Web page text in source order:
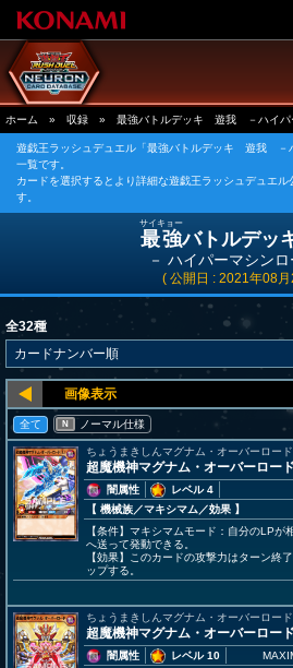
ホーム » 収録 » 最強バトルデッキ 遊我 －ハイパ
遊戯王ラッシュデュエル「最強バトルデッキ 遊我 －
一覧です。
カードを選択するとより詳細な遊戯王ラッシュデュエ
す。
最強
サイキョー
バトルデッ
－ ハイパーマシンロ
全32種
全て N ノーマル仕様
ちょうまきしんマグナム・オーバーロード
超魔機神マグナム・オーバーロード
闇属性
レベル 4
【 機械族／マキシマム／効果 】
【条件】マキシマムモード：自分のLP
へ送って発動できる。
【効果】このカードの攻撃力はターン終
ップする。
ちょうまきしんマグナム・オーバーロード
超魔機神マグナム・オーバーロード
闇属性
レベル 10